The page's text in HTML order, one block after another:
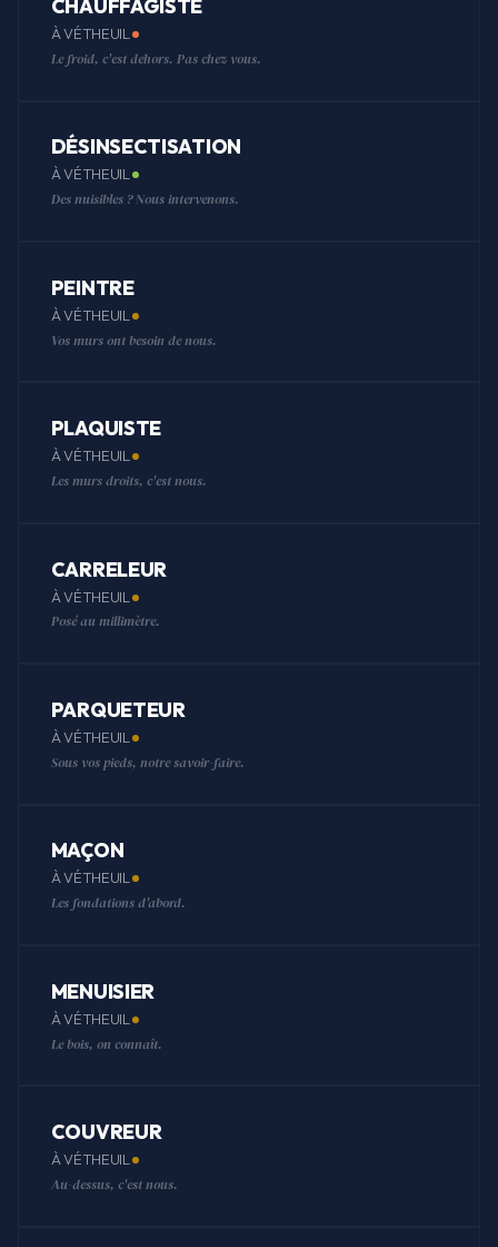
CHAUFFAGISTE
À VÉTHEUIL
Le froid, c'est dehors. Pas chez vous.
DÉSINSECTISATION
À VÉTHEUIL
Des nuisibles ? Nous intervenons.
PEINTRE
À VÉTHEUIL
Vos murs ont besoin de nous.
PLAQUISTE
À VÉTHEUIL
Les murs droits, c'est nous.
CARRELEUR
À VÉTHEUIL
Posé au millimètre.
PARQUETEUR
À VÉTHEUIL
Sous vos pieds, notre savoir-faire.
MAÇON
À VÉTHEUIL
Les fondations d'abord.
MENUISIER
À VÉTHEUIL
Le bois, on connaît.
COUVREUR
À VÉTHEUIL
Au-dessus, c'est nous.